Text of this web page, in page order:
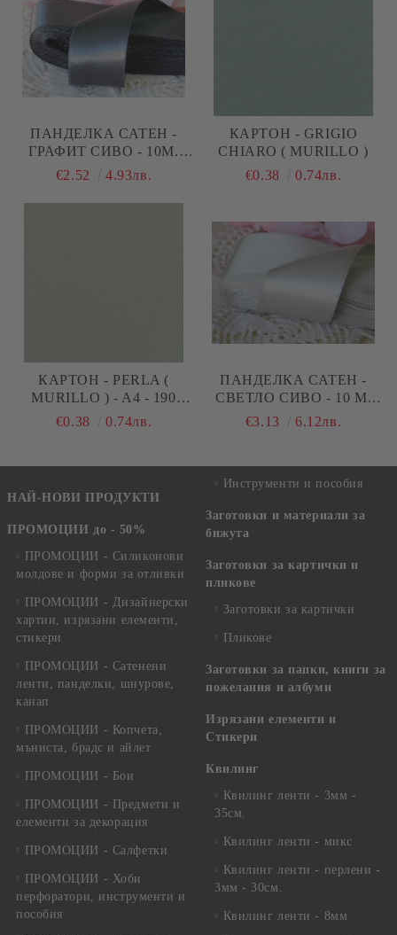
ПАНДЕЛКА САТЕН -
ГРАФИТ СИВО - 10М.
№59
€2.52 4.93лв.
КАРТОН - GRIGIO
CHIARO ( MURILLO )
€0.38
0.74лв.
КАРТОН - PERLA (
MURILLO ) - A4 - 190
G/M²
€0.38 0.74лв.
ПАНДЕЛКА САТЕН -
СВЕТЛО СИВО - 10 М.
№41
€3.13 6.12лв.
НАЙ-НОВИ ПРОДУКТИ
ПРОМОЦИИ до - 50%
ПРОМОЦИИ - Силиконови
молдове и форми за отливки
ПРОМОЦИИ - Дизайнерски
хартии, изрязани елементи,
стикери
ПРОМОЦИИ - Сатенени
ленти, панделки, шнурове,
канап
ПРОМОЦИИ - Копчета,
мъниста, брадс и айлет
ПРОМОЦИИ - Бои
ПРОМОЦИИ - Предмети и
елементи за декорация
ПРОМОЦИИ - Салфетки
ПРОМОЦИИ - Хоби
перфоратори, инструменти и
пособия
Инструменти и пособия
Заготовки и материали за
бижута
Заготовки за картички и
пликове
Заготовки за картички
Пликове
Заготовки за папки, книги за
пожелания и албуми
Изрязани елементи и
Стикери
Квилинг
Квилинг ленти - 3мм -
35см.
Квилинг ленти - микс
Квилинг ленти - перлени -
3мм - 30см.
Квилинг ленти - 8мм